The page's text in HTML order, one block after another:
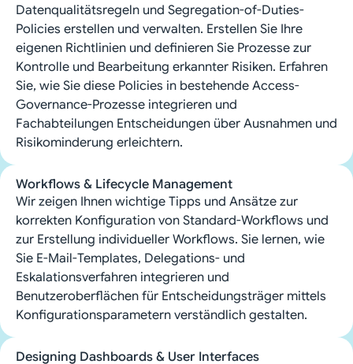
Datenqualitätsregeln und Segregation-of-Duties-
Policies erstellen und verwalten. Erstellen Sie Ihre
eigenen Richtlinien und definieren Sie Prozesse zur
Kontrolle und Bearbeitung erkannter Risiken. Erfahren
Sie, wie Sie diese Policies in bestehende Access-
Governance-Prozesse integrieren und
Fachabteilungen Entscheidungen über Ausnahmen und
Risikominderung erleichtern.
Workflows & Lifecycle Management
Wir zeigen Ihnen wichtige Tipps und Ansätze zur
korrekten Konfiguration von Standard-Workflows und
zur Erstellung individueller Workflows. Sie lernen, wie
Sie E-Mail-Templates, Delegations- und
Eskalationsverfahren integrieren und
Benutzeroberflächen für Entscheidungsträger mittels
Konfigurationsparametern verständlich gestalten.
Designing Dashboards & User Interfaces